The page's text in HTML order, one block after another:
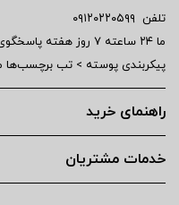
تلفن ۰۹۱۲۰۲۲۰۵۹۹
ما ۲۴ ساعته ۷ روز
پیکربندی پوسته > تب برچسب‌ها
راهنمای خرید
خدمات مشتریان